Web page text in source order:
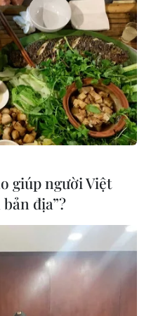
tục
lở đất
làm
giúp người Việt
địa”?